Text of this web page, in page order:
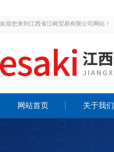
欢迎您来到江西省江崎贸易有限公司网站！
网站首页 关于我们